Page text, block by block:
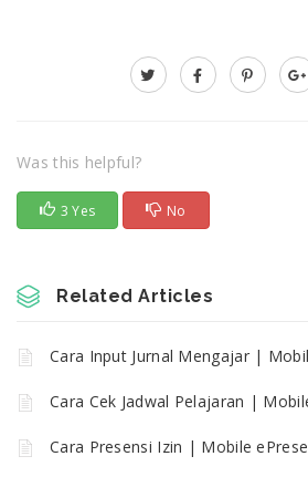
Was this helpful?
3 Yes No
Related Articles
Cara Input Jurnal Mengajar |
Cara Cek Jadwal Pelajaran |
Cara Presensi Izin | Mobile